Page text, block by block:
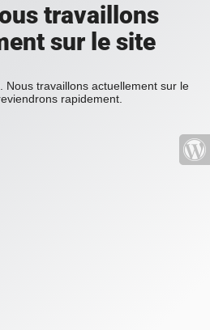
travaillons
sur le site
Nous travaillons actuellement sur le
rapidement.